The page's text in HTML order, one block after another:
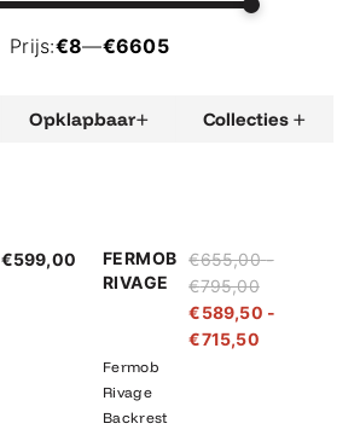
Prijs:€8—€6605
Opklapbaar+ Collecties +
€599,00
FERMOB
RIVAGE
Fermob
Rivage
Backrest
€655,00 -
€795,00
€655,00
tot
€795,00
€589,50 -
€715,50
€589,50
tot
€715,50